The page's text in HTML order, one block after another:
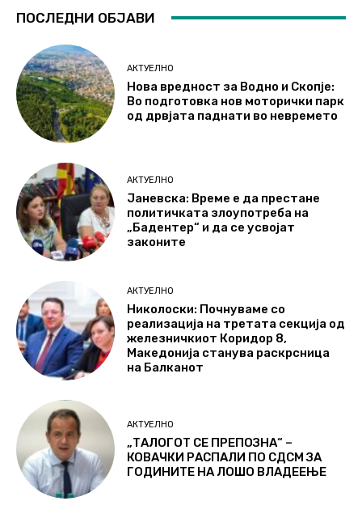
ПОСЛЕДНИ ОБЈАВИ
АКТУЕЛНО
Нова вредност за Водно и Скопје:
Во подготовка нов моторички парк
од дрвјата паднати во невремето
АКТУЕЛНО
Јаневска: Време е да престане
политичката злоупотреба на
„Бадентер“ и да се усвојат
законите
АКТУЕЛНО
Николоски: Почнуваме со
реализација на третата секција од
железничкиот Коридор 8,
Македонија станува раскрсница
на Балканот
АКТУЕЛНО
„ТАЛОГОТ СЕ ПРЕПОЗНА“ –
КОВАЧКИ РАСПАЛИ ПО СДСМ ЗА
ГОДИНИТЕ НА ЛОШО ВЛАДЕЕЊЕ